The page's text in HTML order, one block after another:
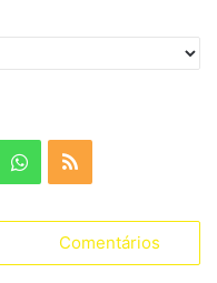
estresse elevado e
a recuperação dos
da
WhatsApp
RSS
Comentários